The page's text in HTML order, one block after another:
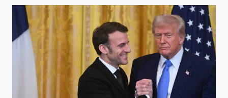
EUROPESE
NOODTOP
OEKRAÏNE